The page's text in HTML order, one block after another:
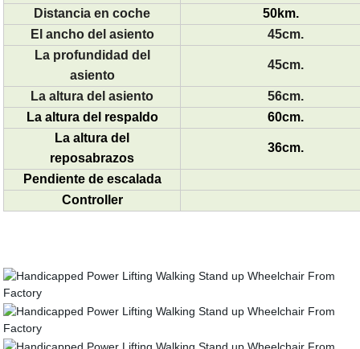
Distancia en coche
50km.
El ancho del asiento
45cm.
La profundidad del
asiento
45cm.
La altura del asiento
56cm.
La altura del respaldo
60cm.
La altura del
reposabrazos
36cm.
Pendiente de escalada
Controller